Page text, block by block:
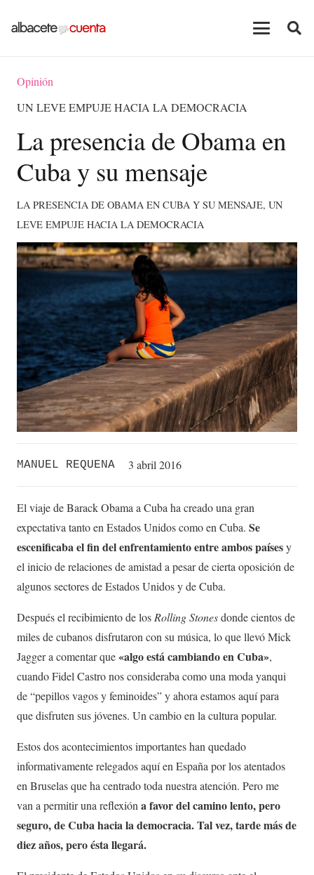
Opinión
UN LEVE EMPUJE HACIA LA DEMOCRACIA
La presencia de Obama en
Cuba y su mensaje
LA PRESENCIA DE OBAMA EN CUBA Y SU MENSAJE, UN
LEVE EMPUJE HACIA LA DEMOCRACIA
MANUEL REQUENA 3 abril 2016
El viaje de Barack Obama a Cuba ha creado una gran
expectativa tanto en Estados Unidos como en Cuba. Se
escenificaba el fin del enfrentamiento entre ambos paísesy
el inicio de relaciones de amistad a pesar de cierta oposición de
algunos sectores de Estados Unidos y de Cuba.
Después el recibimiento de los Rolling Stonesdonde cientos de
miles de cubanos disfrutaron con su música, lo que llevó Mick
Jagger a comentar que«algo está cambiando en Cuba»,
cuando Fidel Castro nos consideraba como una moda yanqui
de “pepillos vagos y feminoides” y ahora estamos aquí para
que disfruten sus jóvenes. Un cambio en la cultura popular.
Estos dos acontecimientos importantes han quedado
informativamente relegados aquí en España por los atentados
en Bruselas que ha centrado toda nuestra atención. Pero me
van a permitir una reflexión a favor del camino lento, pero
seguro, de Cuba hacia la democracia. Tal vez, tarde más de
diez años, pero ésta llegará.